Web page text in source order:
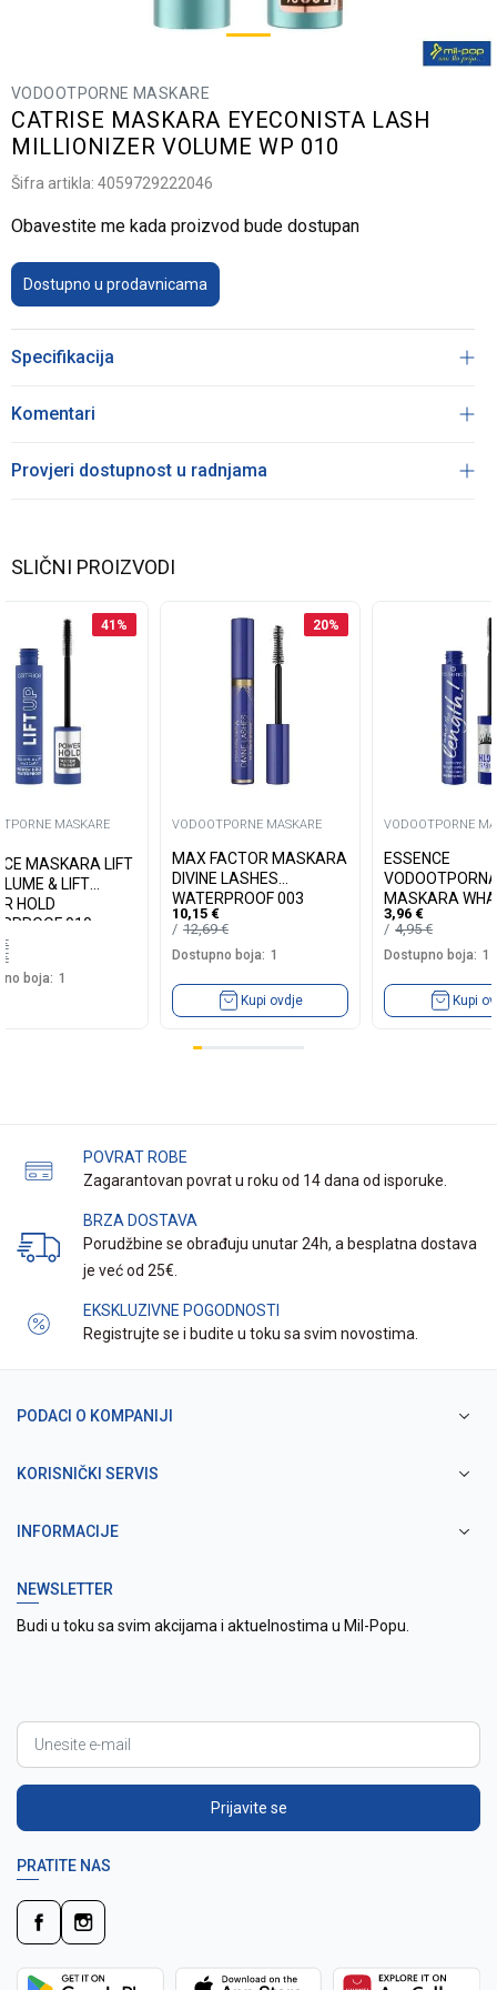
VODOOTPORNE MASKARE
CATRISE MASKARA EYECONISTA LASH
MILLIONIZER VOLUME WP 010
Šifra artikla: 4059729222046
Obavestite me kada proizvod bude dostupan
Dostupno u prodavnicama
Specifikacija
Komentari
Provjeri dostupnost u radnjama
SLIČNI PROIZVODI
41 %
MASKARE
MASKARA LIFT
& LIFT
HOLD
010
€
€
boja: 1
20%
VODOOTPORNE MASKARE
MAX FACTOR MASKARA
DIVINE LASHES
WATERPROOF 003
10,15 €
12,69€
Dostupno boja: 1
Kupi ovdje
VODOOTPORNE
ESSENCE
MASKARA
LENGTH! 02
3,96 €
4,95€
Dostupno boja: 1
Kupi
POVRAT ROBE
Zagarantovan povrat u roku od 14 dana od isporuke.
BRZA DOSTAVA
Porudžbine se obrađuju unutar 24h, a besplatna dostava
je već od 25€.
EKSKLUZIVNE POGODNOSTI
Registrujte se i budite u toku sa svim novostima.
PODACI O KOMPANIJI
KORISNIČKI SERVIS
INFORMACIJE
NEWSLETTER
Budi u toku sa svim akcijama i aktuelnostima u Mil-Popu.
Prijavite se
PRATITE NAS